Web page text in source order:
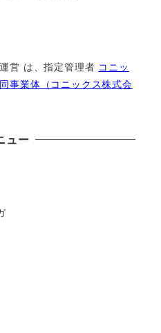
営 は、指定管理者 コニッ
事業体（コニックス株式会
ュー